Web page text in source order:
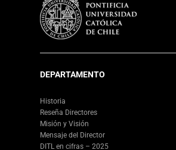
DEPARTAMENTO
Historia
Reseña Directores
Misión y Visión
Mensaje del Director
DITL en cifras – 2025